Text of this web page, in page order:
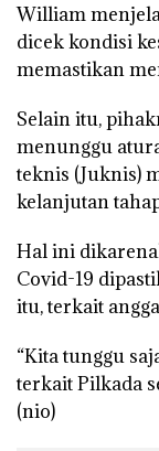
William
dicek kondisi
memastikan
Selain itu,
menunggu
teknis (Juknis)
kelanjutan
Hal ini
Covid-19
itu, terkait
“Kita tunggu
terkait Pilkada
(nio)